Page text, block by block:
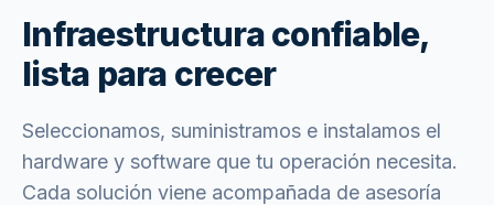
Infraestructura confiable,
lista para crecer
Seleccionamos, suministramos e instalamos el
hardware y software que tu operación necesita.
Cada solución viene acompañada de asesoría